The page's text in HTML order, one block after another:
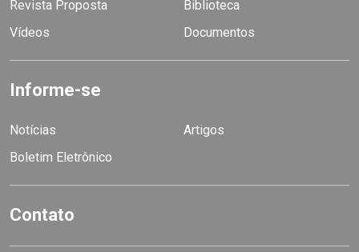
Revista Proposta
Biblioteca
Vídeos
Documentos
Informe-se
Notícias
Artigos
Boletim Eletrônico
Contato